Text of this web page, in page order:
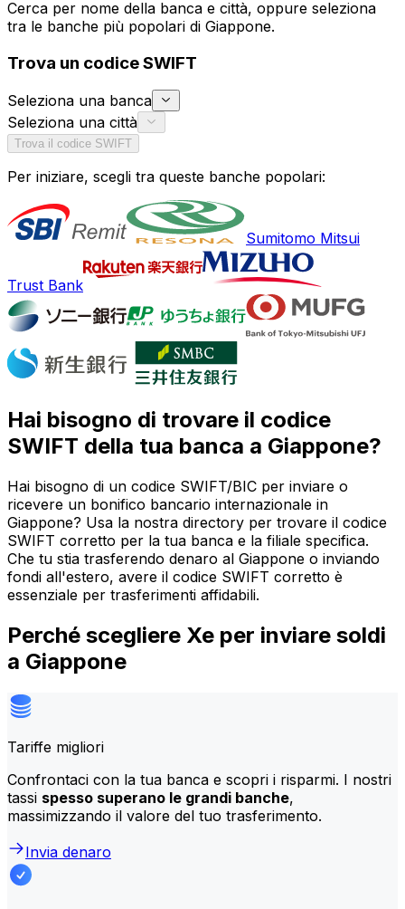
Cerca per nome della banca e città, oppure seleziona
tra le banche più popolari di Giappone.
Trova un codice SWIFT
Seleziona una banca
Seleziona una città
Trova il codice SWIFT
Per iniziare, scegli tra queste banche popolari:
Sumitomo Mitsui
Trust Bank
Hai bisogno di trovare il codice
SWIFT della tua banca a Giappone?
Hai bisogno di un codice SWIFT/BIC per inviare o
ricevere un bonifico bancario internazionale in
Giappone? Usa la nostra directory per trovare il codice
SWIFT corretto per la tua banca e la filiale specifica.
Che tu stia trasferendo denaro al Giappone o inviando
fondi all'estero, avere il codice SWIFT corretto è
essenziale per trasferimenti affidabili.
Perché scegliere Xe per inviare soldi
a Giappone
Tariffe migliori
Confrontaci con la tua banca e scopri i risparmi. I nostri
tassi spesso superano le grandi banche,
massimizzando il valore del tuo trasferimento.
Invia denaro